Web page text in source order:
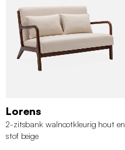
Lorens
2-zitsbank walnootkleurig hout en
stof beige